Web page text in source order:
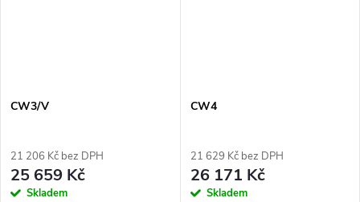
CW3/V
21 206 Kč bez DPH
25 659 Kč
Skladem
CW4
21 629 Kč bez DPH
26 171 Kč
Skladem